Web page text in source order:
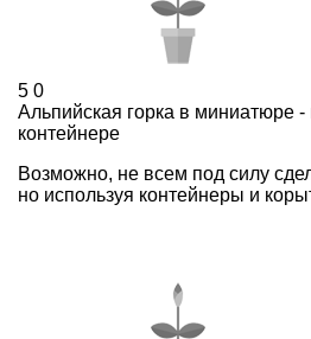
5 0
Альпийская горка в миниатюре
контейнере
Возможно, не всем под силу
но используя контейнеры и